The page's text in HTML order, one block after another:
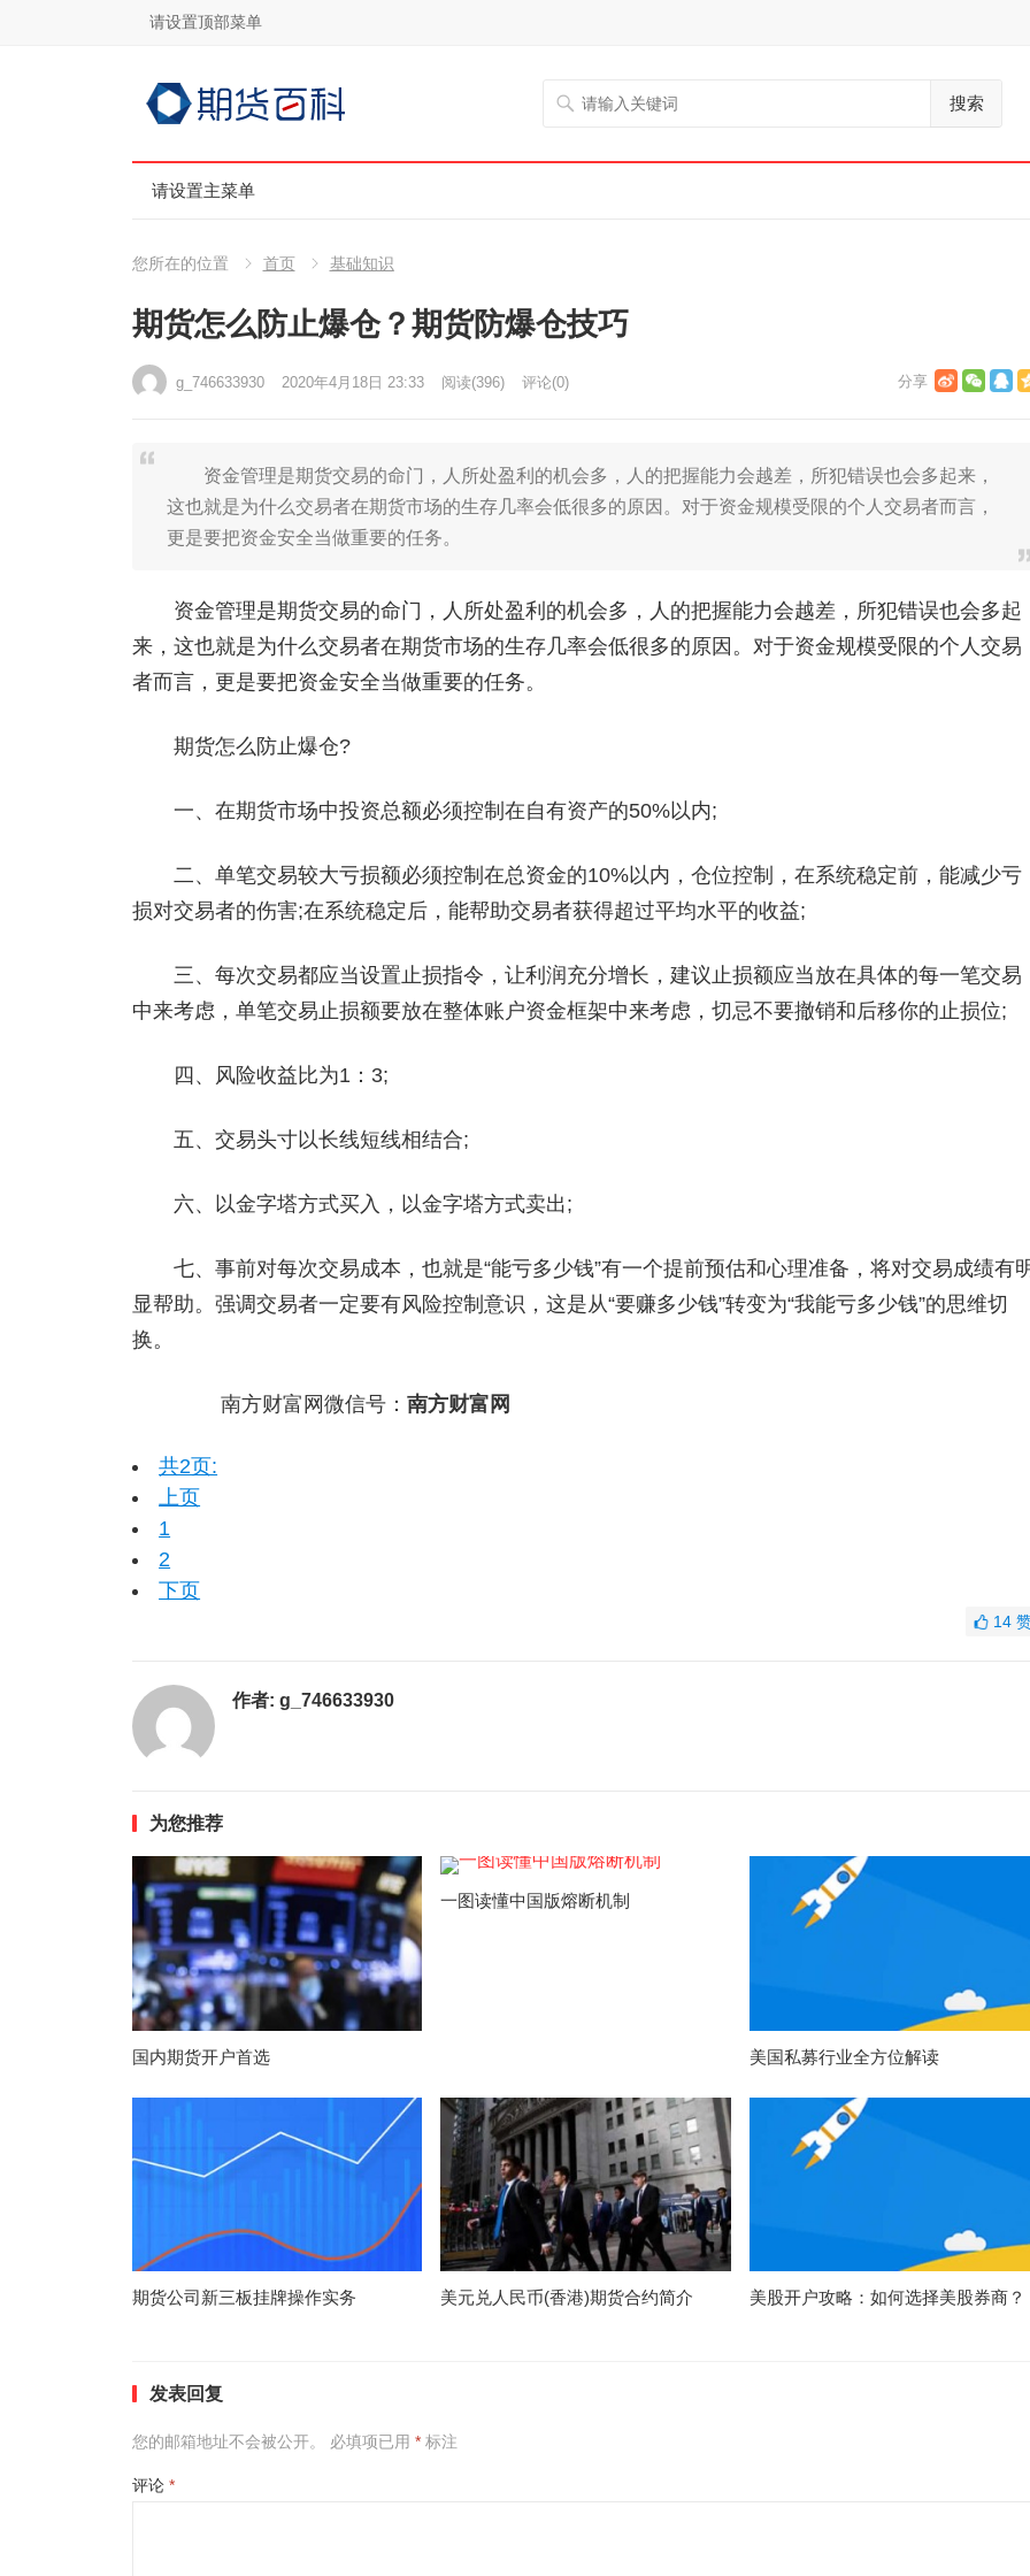
请设置顶部菜单
搜索
请设置主菜单
您所在的位置 首页 基础知识
期货怎么防止爆仓？期货防爆仓技巧
g_746633930 2020年4月18日 23:33 阅读(396) 评论(0)
资金管理是期货交易的命门，人所处盈利的机会多，人的把握能力会越差，所犯错误也会多起来，
这也就是为什么交易者在期货市场的生存几率会低很多的原因。对于资金规模受限的个人交易者而言，
更是要把资金安全当做重要的任务。
资金管理是期货交易的命门，人所处盈利的机会多，人的把握能力会越差，所犯错误也会多起
来，这也就是为什么交易者在期货市场的生存几率会低很多的原因。对于资金规模受限的个人交易
者而言，更是要把资金安全当做重要的任务。
期货怎么防止爆仓?
一、在期货市场中投资总额必须控制在自有资产的50%以内;
二、单笔交易较大亏损额必须控制在总资金的10%以内，仓位控制，在系统稳定前，能减少亏
损对交易者的伤害;在系统稳定后，能帮助交易者获得超过平均水平的收益;
三、每次交易都应当设置止损指令，让利润充分增长，建议止损额应当放在具体的每一笔交易
中来考虑，单笔交易止损额要放在整体账户资金框架中来考虑，切忌不要撤销和后移你的止损位;
四、风险收益比为1：3;
五、交易头寸以长线短线相结合;
六、以金字塔方式买入，以金字塔方式卖出;
七、事前对每次交易成本，也就是“能亏多少钱”有一个提前预估和心理准备，将对交易成绩有
显帮助。强调交易者一定要有风险控制意识，这是从“要赚多少钱”转变为“我能亏多少钱”的思维切
换。
南方财富网微信号： 南方财富网
共2页:
上页
1
2
下页
14
作者: g_746633930
为您推荐
国内期货开户首选
一图读懂中国版熔断机制
美国私募行业全方位解读
期货公司新三板挂牌操作实务 美元兑人民币(香港)期货合约简介 美股开户攻略：如何选择美股券商？
发表回复
您的邮箱地址不会被公开。 必填项已用 *标注
评论 *